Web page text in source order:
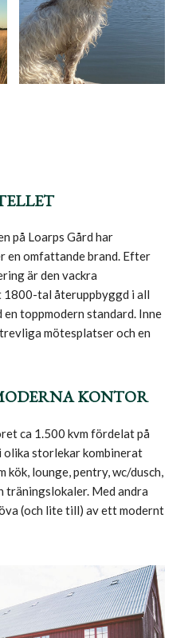
på Loarps Gård har
en omfattande brand. Efter
är den vackra
tal återuppbyggd i all
en toppmodern standard. Inne
mötesplatser och en
KONTOR
ca 1.500 kvm fördelat på
storlekar kombinerat
kök, lounge, pentry, wc/dusch,
träningslokaler. Med andra
(och lite till) av ett modernt